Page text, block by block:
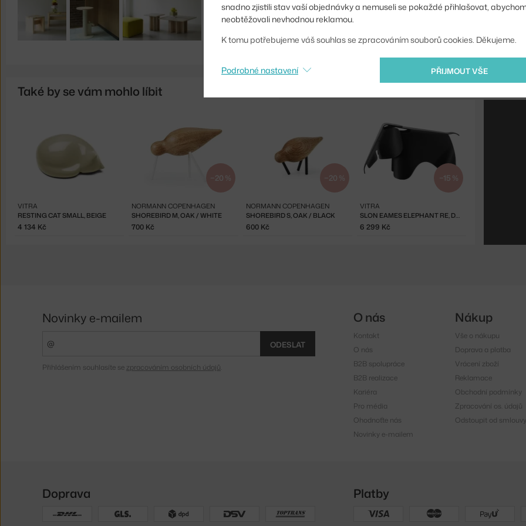
Také by se vám mohlo líbit
RESTING CAT SMALL, BEIGE
VITRA
4 134 Kč
−20 %
SHOREBIRD M, OAK / WHITE
NORMANN COPENHAGEN
700 Kč
−20 %
SHOREBIRD S, OAK / BLACK
NORMANN COPENHAGEN
600 Kč
−15 %
SLON EAMES ELEPHANT RE, DEEP BLACK
VITRA
6 299 Kč
snadno zjistili stav vaší objednávky a nemuseli se pokaždé přihlašovat,
neobtěžovali nevhodnou reklamou.
K tomu potřebujeme váš souhlas se zpracováním souborů cookies. Děkujeme.
PŘIJMOUT VŠE
Podrobné nastavení
Novinky e-mailem
ODESLAT
Přihlášením souhlasíte se zpracováním osobních údajů
O nás
Kontakt
O nás
B2B spolupráce
B2B realizace
Kariéra
Pro média
Ohodnoťte nás
Novinky e-mailem
Nákup
Vše o nákupu
Doprava a platba
Vrácení zboží
Reklamace
Obchodní podmínky
Zpracování os. údajů
Odstoupit od smlouvy
Doprava Platby